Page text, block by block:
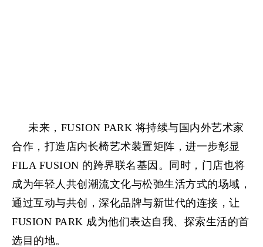
未来，FUSION PARK 将持续与国内外艺术家
合作，打造店内长椅艺术装置矩阵，进一步彰显
FILA FUSION 的跨界联名基因。同时，门店也将
成为年轻人共创潮流文化与松弛生活方式的场域，
通过互动与共创，深化品牌与新世代的连接，让
FUSION PARK 成为他们表达自我、探索生活的首
选目的地。